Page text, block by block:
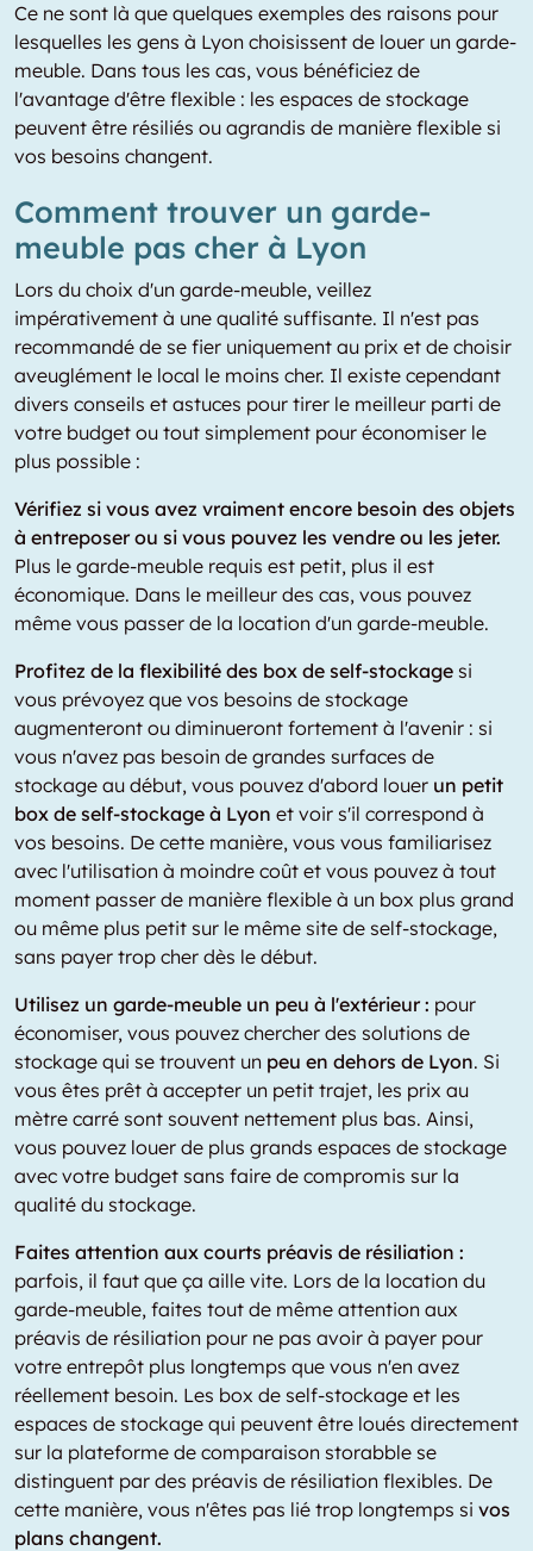
Ce ne sont là que quelques exemples des raisons pour
lesquelles les gens à Lyon choisissent de louer un garde-
meuble. Dans tous les cas, vous bénéficiez de
l'avantage d'être flexible : les espaces de stockage
peuvent être résiliés ou agrandis de manière flexible si
vos besoins changent.
Comment trouver un garde-
meuble pas cher à Lyon
Lors du choix d'un garde-meuble, veillez
impérativement à une qualité suffisante. Il n'est pas
recommandé de se fier uniquement au prix et de choisir
aveuglément le local le moins cher. Il existe cependant
divers conseils et astuces pour tirer le meilleur parti de
votre budget ou tout simplement pour économiser le
plus possible :
Vérifiez si vous avez vraiment encore besoin des objets
à entreposer ou si vous pouvez les vendre ou les jeter.
Plus le garde-meuble requis est petit, plus il est
économique. Dans le meilleur des cas, vous pouvez
même vous passer de la location d'un garde-meuble.
Profitez de la flexibilité des box de self-stockage si
vous prévoyez que vos besoins de stockage
augmenteront ou diminueront fortement à l'avenir : si
vous n'avez pas besoin de grandes surfaces de
stockage au début, vous pouvez d'abord louer un petit
box de self-stockage à Lyon et voir s'il correspond à
vos besoins. De cette manière, vous vous familiarisez
avec l'utilisation à moindre coût et vous pouvez à tout
moment passer de manière flexible à un box plus grand
ou même plus petit sur le même site de self-stockage,
sans payer trop cher dès le début.
Utilisez un garde-meuble un peu à l'extérieur : pour
économiser, vous pouvez chercher des solutions de
stockage qui se trouvent un peu en dehors de Lyon. Si
vous êtes prêt à accepter un petit trajet, les prix au
mètre carré sont souvent nettement plus bas. Ainsi,
vous pouvez louer de plus grands espaces de stockage
avec votre budget sans faire de compromis sur la
qualité du stockage.
Faites attention aux courts préavis de résiliation :
parfois, il faut que ça aille vite. Lors de la location du
garde-meuble, faites tout de même attention aux
préavis de résiliation pour ne pas avoir à payer pour
votre entrepôt plus longtemps que vous n'en avez
réellement besoin. Les box de self-stockage et les
espaces de stockage qui peuvent être loués directement
sur la plateforme de comparaison storabble se
distinguent par des préavis de résiliation flexibles. De
cette manière, vous n'êtes pas lié trop longtemps si vos
plans changent.